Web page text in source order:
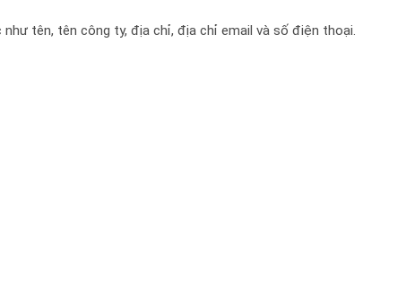
tên, tên công ty, địa chỉ, địa chỉ email và số điện thoại.